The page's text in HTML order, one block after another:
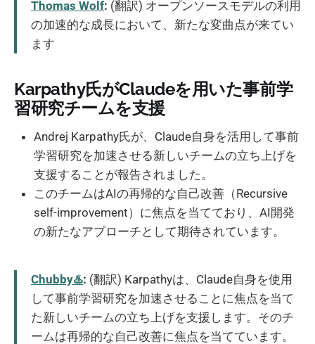
Thomas Wolf: (翻訳) オープンソースモデルの利用
の加速的な成長において、新たな変曲点が来てい
ます
Karpathy氏がClaudeを用いた事前学
習研究チームを支援
Andrej Karpathy氏が、Claude自身を活用して事前
学習研究を加速させる新しいチームの立ち上げを
支援することが報告されました。
このチームはAIの再帰的な自己改善（Recursive
self-improvement）に焦点を当てており、AI開発
の新たなアプローチとして期待されています。
Chubby♨️: (翻訳) Karpathyは、Claude自身を使用
して事前学習研究を加速させることに焦点を当て
た新しいチームの立ち上げを支援します。そのチ
ームは再帰的な自己改善に焦点を当てています。